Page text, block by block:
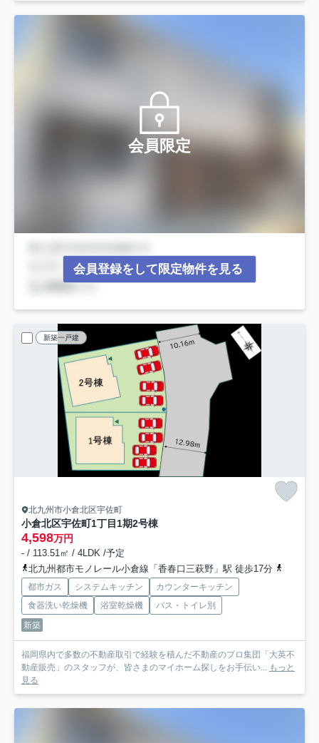
会員限定
会員登録をして限定物件を見る
新築一戸建
北九州市小倉北区宇佐町
小倉北区宇佐町1丁目1期2号棟
4,598万円
- / 113.51㎡ / 4LDK /予定
北九州都市モノレール小倉線「香春口三萩野」駅 徒歩17分
都市ガス システムキッチン
カウンターキッチン
食器洗い乾燥機
浴室乾燥機
バス・トイレ別
新築
福岡県内で多数の不動産取引で経験を積んだ不動産のプロ集団「大英不
動産販売」のスタッフが、皆さまのマイホーム探しをお手伝い... もっと
見る